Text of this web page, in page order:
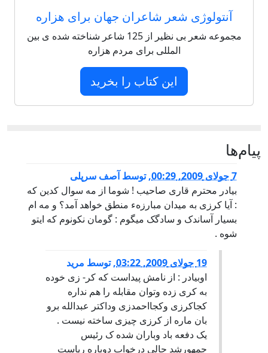
آنتولوژی شعر شاعران جهان برای هزاره
مجموعه شعر بی نظیر از 125 شاعر شناخته شده ی بین
المللی برای مردم هزاره
این کتاب را بخرید
پيام‌ها
7 جولای 2009, 00:29 ,توسطآصف سرپلی
بیادر محترم قاری صاحیب ! شوما از مه سوال کدین که
: آیا کرزی به میدان مبارزهء منطق خواهد آمد؟ و مه ام
بسیار آساندک و سادگک میگوم : گومان نکونوم که ایتو
شوه .
19 جولای 2009, 03:22 ,توسط مرید
اوبیادر : از نامش پیداست که کر- زی خوده
به کری زده وتوان مقابله را هم نداره
کجاکرزی وکجااحمدزی وداکتر عبدالله برو
بان ماره از کرزی چیزی ساخته نیست .
یک دفعه باد وباران شده ک رئیس
جمهورشد حالی درخواب دوباره ریاست